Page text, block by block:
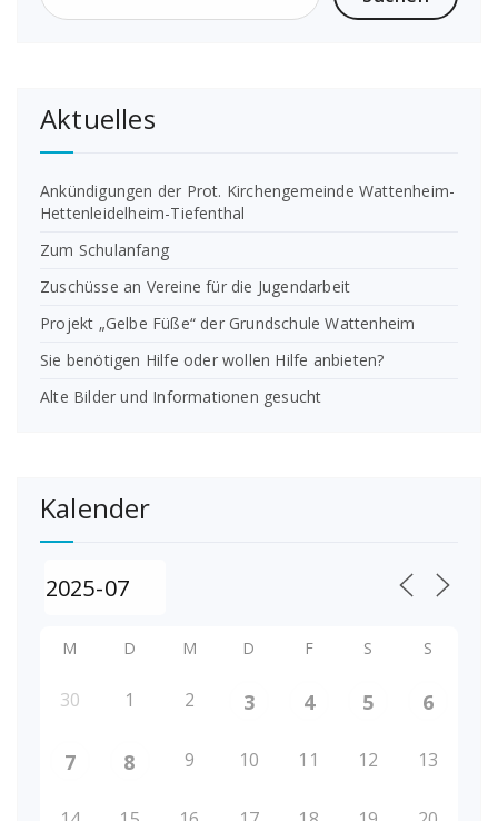
Aktuelles
Ankündigungen der Prot. Kirchengemeinde Wattenheim-
Hettenleidelheim-Tiefenthal
Zum Schulanfang
Zuschüsse an Vereine für die Jugendarbeit
Projekt „Gelbe Füße“ der Grundschule Wattenheim
Sie benötigen Hilfe oder wollen Hilfe anbieten?
Alte Bilder und Informationen gesucht
Kalender
M D M D F S S
30 1 2 3 4 5 6
7 8 9 10 11 12 13